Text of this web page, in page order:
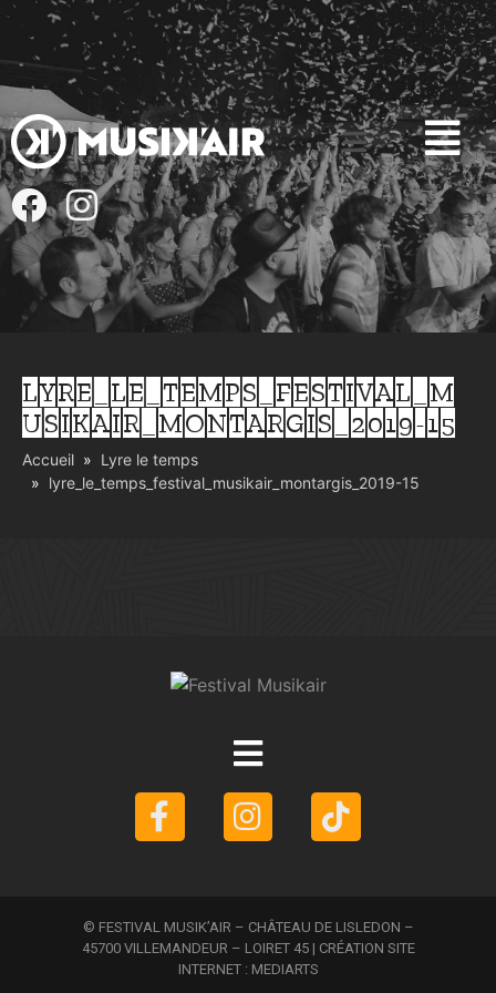
LYRE_LE_TEMPS_FESTIVAL_M
USIKAIR_MONTARGIS_2019-15
Accueil
Lyre le temps
lyre_le_temps_festival_musikair_montargis_2019-15
© FESTIVAL MUSIK’AIR – CHÂTEAU DE LISLEDON –
45700 VILLEMANDEUR – LOIRET 45 | CRÉATION SITE
INTERNET : MEDIARTS